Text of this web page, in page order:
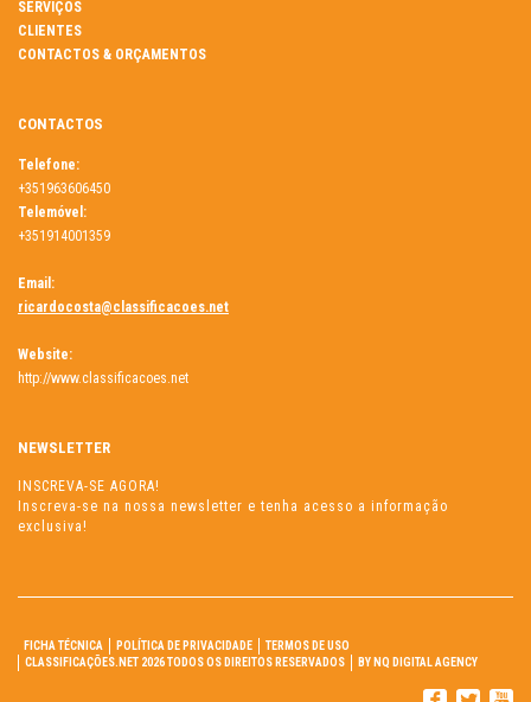
SERVIÇOS
CLIENTES
CONTACTOS & ORÇAMENTOS
CONTACTOS
Telefone:
+351963606450
Telemóvel:
+351914001359
Email:
ricardocosta@classificacoes.net
Website:
http://www.classificacoes.net
NEWSLETTER
INSCREVA-SE AGORA!
Inscreva-se na nossa newsletter e tenha acesso a informação
exclusiva!
FICHA TÉCNICA POLÍTICA DE PRIVACIDADE
TERMOS DE USO
CLASSIFICAÇÕES.NET 2026 TODOS OS DIREITOS RESERVADOS
BY NQ DIGITAL AGENCY